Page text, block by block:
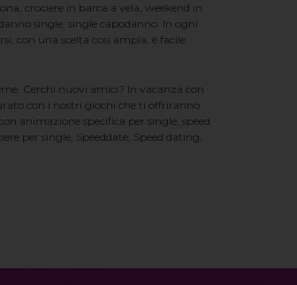
crociere in barca a vela, weekend in
single, single capodanno. In ogni
con una scelta cosi ampia, è facile
Cerchi nuovi amici? In vacanza con
con i nostri giochi che ti offriranno
animazione specifica per single, speed
per single, Speeddate, Speed dating,